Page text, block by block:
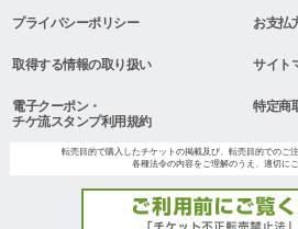
プライバシーポリシー お支払
取得する情報の取り扱い サイト
電子クーポン・
チケ流スタンプ利用規約
特定商
転売目的で購入したチケットの掲載及び、転売目的でのご
各種法令の内容をご理解のうえ、適切にご